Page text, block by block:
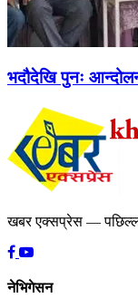
भदौदेखि पुनः
खबर एक्सप्रेस —
नेभिगेसन